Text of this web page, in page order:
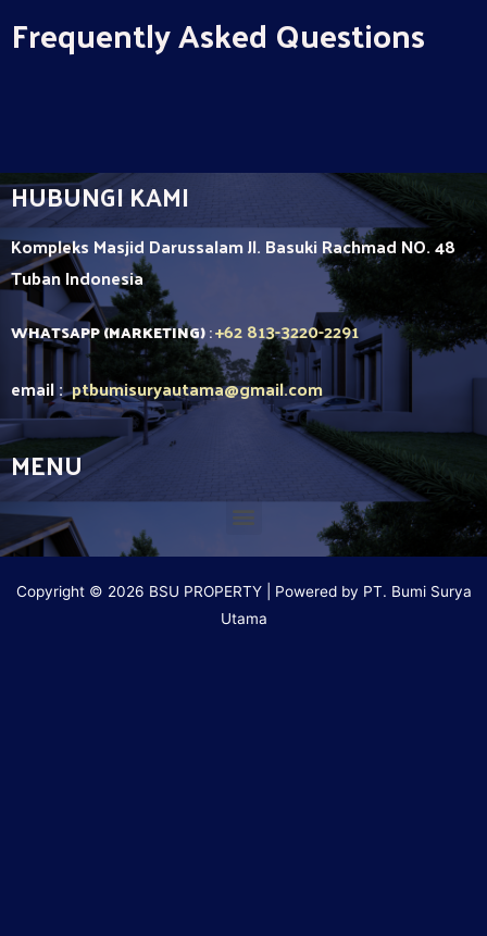
Frequently Asked Questions
HUBUNGI KAMI
Kompleks Masjid Darussalam Jl. Basuki Rachmad NO. 48
TubanIndonesia
WHATSAPP (MARKETING):+62 813-3220-2291
email :ptbumisuryautama@gmail.com
MENU
Copyright © 2026 BSU PROPERTY | Powered by PT. Bumi Surya
Utama